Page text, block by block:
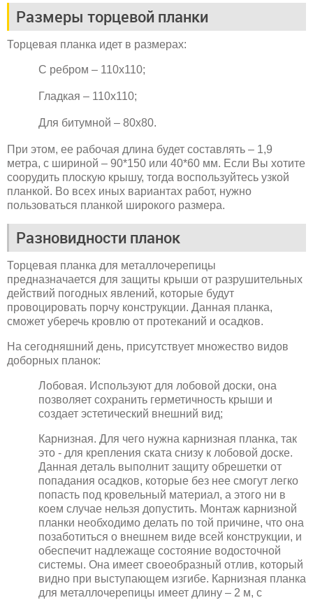
Размеры торцевой планки
Торцевая планка идет в размерах:
С ребром – 110х110;
Гладкая – 110х110;
Для битумной – 80х80.
При этом, ее рабочая длина будет составлять – 1,9
метра, с шириной – 90*150 или 40*60 мм. Если Вы хотите
соорудить плоскую крышу, тогда воспользуйтесь узкой
планкой. Во всех иных вариантах работ, нужно
пользоваться планкой широкого размера.
Разновидности планок
Торцевая планка для металлочерепицы
предназначается для защиты крыши от разрушительных
действий погодных явлений, которые будут
провоцировать порчу конструкции. Данная планка,
сможет уберечь кровлю от протеканий и осадков.
На сегодняшний день, присутствует множество видов
доборных планок:
Лобовая. Используют для лобовой доски, она
позволяет сохранить герметичность крыши и
создает эстетический внешний вид;
Карнизная. Для чего нужна карнизная планка, так
это - для крепления ската снизу к лобовой доске.
Данная деталь выполнит защиту обрешетки от
попадания осадков, которые без нее смогут легко
попасть под кровельный материал, а этого ни в
коем случае нельзя допустить. Монтаж карнизной
планки необходимо делать по той причине, что она
позаботиться о внешнем виде всей конструкции, и
обеспечит надлежаще состояние водосточной
системы. Она имеет своеобразный отлив, который
видно при выступающем изгибе. Карнизная планка
для металлочерепицы имеет длину – 2 м, с